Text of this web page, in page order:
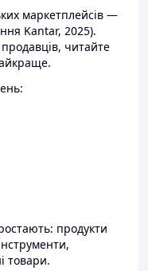
маркетплейсів —
Kantar, 2025).
читайте
продукти
товари.